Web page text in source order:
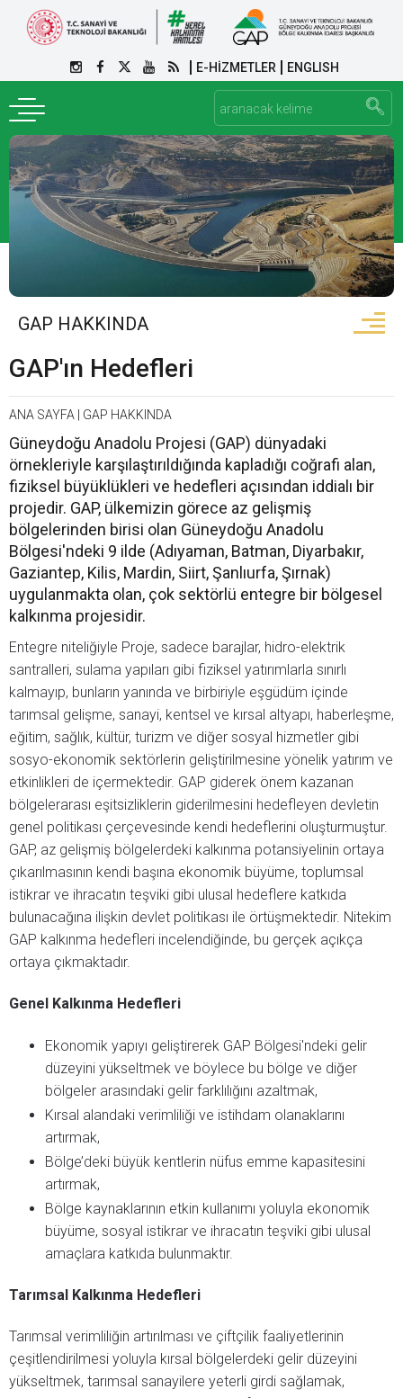
E-HİZMETLER ENGLISH
GAP HAKKINDA
GAP'ın Hedefleri
ANA SAYFA GAP HAKKINDA
Güneydoğu Anadolu Projesi (GAP) dünyadaki
örnekleriyle karşılaştırıldığında kapladığı coğrafi alan,
fiziksel büyüklükleri ve hedefleri açısından iddialı bir
projedir. GAP, ülkemizin görece az gelişmiş
bölgelerinden birisi olan Güneydoğu Anadolu
Bölgesi'ndeki 9 ilde (Adıyaman, Batman, Diyarbakır,
Gaziantep, Kilis, Mardin, Siirt, Şanlıurfa, Şırnak)
uygulanmakta olan, çok sektörlü entegre bir bölgesel
kalkınma projesidir.
Entegre niteliğiyle Proje, sadece barajlar, hidro-elektrik
santralleri, sulama yapıları gibi fiziksel yatırımlarla sınırlı
kalmayıp, bunların yanında ve birbiriyle eşgüdüm içinde
tarımsal gelişme, sanayi, kentsel ve kırsal altyapı, haberleşme,
eğitim, sağlık, kültür, turizm ve diğer sosyal hizmetler gibi
sosyo-ekonomik sektörlerin geliştirilmesine yönelik yatırım ve
etkinlikleri de içermektedir. GAP giderek önem kazanan
bölgelerarası eşitsizliklerin giderilmesini hedefleyen devletin
genel politikası çerçevesinde kendi hedeflerini oluşturmuştur.
GAP, az gelişmiş bölgelerdeki kalkınma potansiyelinin ortaya
çıkarılmasının kendi başına ekonomik büyüme, toplumsal
istikrar ve ihracatın teşviki gibi ulusal hedeflere katkıda
bulunacağına ilişkin devlet politikası ile örtüşmektedir. Nitekim
GAP kalkınma hedefleri incelendiğinde, bu gerçek açıkça
ortaya çıkmaktadır.
Genel Kalkınma Hedefleri
Ekonomik yapıyı geliştirerek GAP Bölgesi'ndeki gelir
düzeyini yükseltmek ve böylece bu bölge ve diğer
bölgeler arasındaki gelir farklılığını azaltmak,
Kırsal alandaki verimliliği ve istihdam olanaklarını
artırmak,
Bölge’deki büyük kentlerin nüfus emme kapasitesini
artırmak,
Bölge kaynaklarının etkin kullanımı yoluyla ekonomik
büyüme, sosyal istikrar ve ihracatın teşviki gibi ulusal
amaçlara katkıda bulunmaktır.
Tarımsal Kalkınma Hedefleri
Tarımsal verimliliğin artırılması ve çiftçilik faaliyetlerinin
çeşitlendirilmesi yoluyla kırsal bölgelerdeki gelir düzeyini
yükseltmek, tarımsal sanayilere yeterli girdi sağlamak,